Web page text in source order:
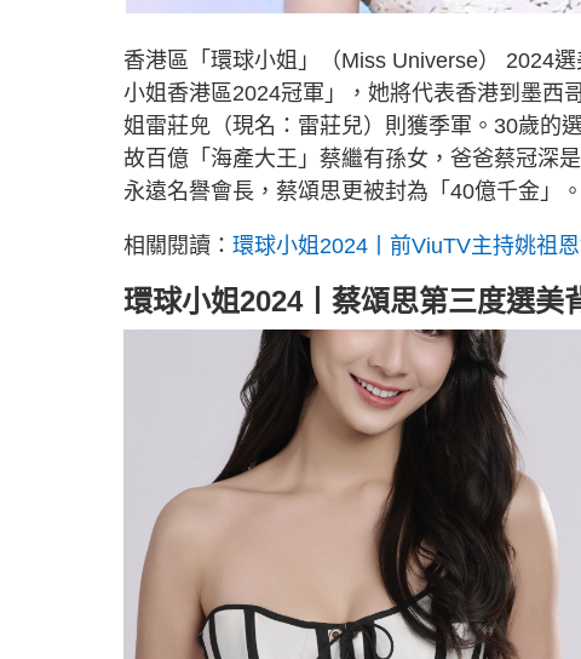
香港區「環球小姐」（Miss Universe） 2024
小姐香港區2024冠軍」，她將代表香港到墨西
姐雷莊𠒇（現名：雷莊兒）則獲季軍。30歲的
故百億「海產大王」蔡繼有孫女，爸爸蔡冠深
永遠名譽會長，蔡頌思更被封為「40億千金」。
相關閱讀： 環球小姐2024丨前ViuTV主持姚祖
環球小姐2024丨蔡頌思第三度選美